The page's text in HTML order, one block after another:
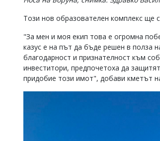
Този нов образователен комплекс ще
"За мен и моя екип това е огромна
казус е на път да бъде решен в полза
благодарност и признателност към
инвеститори, предпочетоха да
придобие този имот", добави кметът